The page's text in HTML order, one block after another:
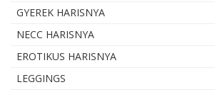
GYEREK HARISNYA
NECC HARISNYA
EROTIKUS HARISNYA
LEGGINGS